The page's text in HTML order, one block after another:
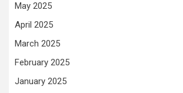
May 2025
April 2025
March 2025
February 2025
January 2025